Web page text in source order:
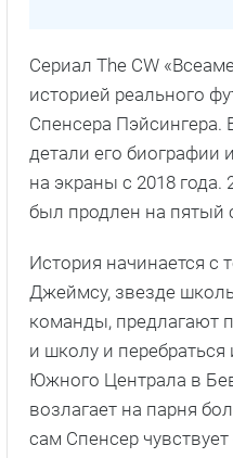
Сериал The CW
историей реального
Спенсера Пэйсингера.
детали его
на экраны с 2018 года.
был продлен на пятый
История начинается с
Джеймсу, звезде
команды, предлагают
и школу и
Южного Централа в
возлагает на парня
сам Спенсер